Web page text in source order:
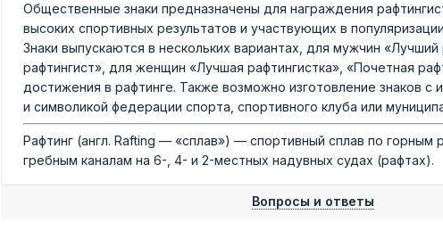
Общественные знаки предназначены для награждения
высоких спортивных результатов и участвующих в
Знаки выпускаются в нескольких вариантах, для мужчин
рафтингист», для женщин «Лучшая рафтингистка», «Почетная
достижения в рафтинге. Также возможно изготовление знаков с
и символикой федерации спорта, спортивного клуба или
Рафтинг (англ. Rafting — «сплав») — спортивный сплав по горным
гребным каналам на 6-, 4- и 2-местных надувных судах (рафтах).
Вопросы и ответы